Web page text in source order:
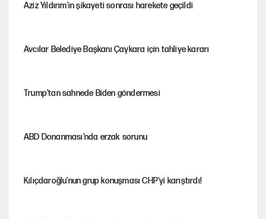
Aziz Yıldırım’ın şikayeti sonrası harekete geçildi
Avcılar Belediye Başkanı Çaykara için tahliye kararı
Trump’tan sahnede Biden göndermesi
ABD Donanması’nda erzak sorunu
Kılıçdaroğlu'nun grup konuşması CHP'yi karıştırdı!